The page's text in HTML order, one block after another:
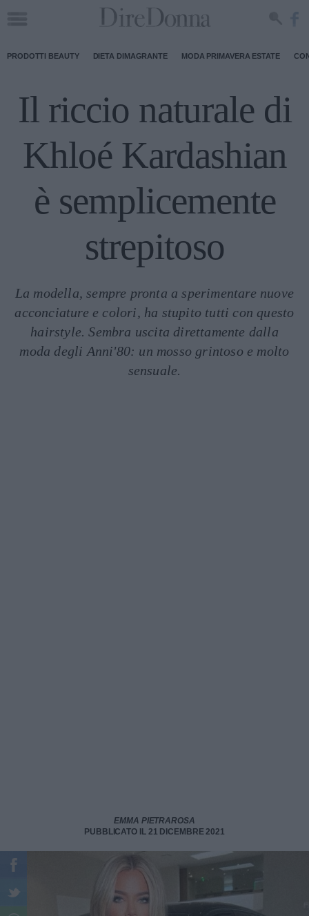
PRODOTTI BEAUTY DIETA DIMAGRANTE MODA PRIMAVERA ESTATE
Il riccio naturale di
Khloé Kardashian
è semplicemente
strepitoso
La modella, sempre pronta a sperimentare nuove
acconciature e colori, ha stupito tutti con questo
hairstyle. Sembra uscita direttamente dalla
moda degli Anni'80: un mosso grintoso e molto
sensuale.
EMMA PIETRAROSA
PUBBLICATO IL 21 DICEMBRE 2021